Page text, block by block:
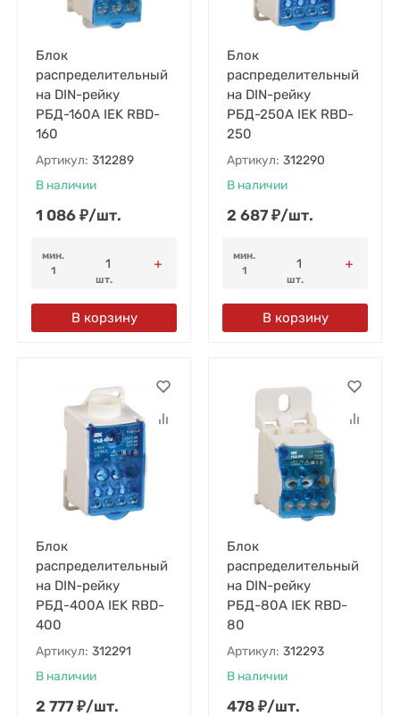
Блок
распределительный
на DIN-рейку
РБД-160А IEK RBD-
160
Артикул: 312289
В наличии
1 086 ₽/шт.
мин.
1
шт.
В корзину
Блок
распределительный
на DIN-рейку
РБД-250А IEK RBD-
250
Артикул: 312290
В наличии
2 687 ₽/шт.
мин.
1
шт.
В корзину
Блок
распределительный
на DIN-рейку
РБД-400А IEK RBD-
400
Артикул: 312291
В наличии
2 777 ₽/шт.
Блок
распределительный
на DIN-рейку
РБД-80А IEK RBD-
80
Артикул: 312293
В наличии
478 ₽/шт.